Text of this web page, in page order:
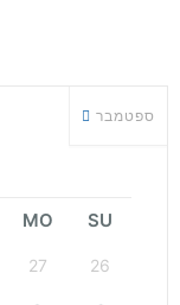
ספטמבר
SU
MO
26
27